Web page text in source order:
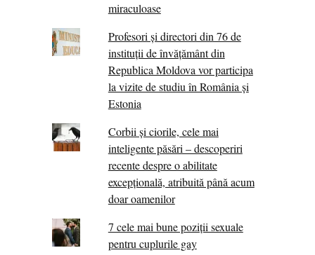
miraculoase
Profesori și directori din 76 de
instituții de învățământ din
Republica Moldova vor participa
la vizite de studiu în România și
Estonia
Corbii şi ciorile, cele mai
inteligente păsări – descoperiri
recente despre o abilitate
excepţională, atribuită până acum
doar oamenilor
7 cele mai bune poziții sexuale
pentru cuplurile gay